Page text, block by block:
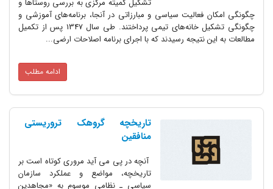
فعالیت سیاسی و مبارزاتی در آنجا، برنامه‌های آموزشی و
چگونگی تشکیل خانه‌های تیمی پرداختند. طی سال 1347 پس از تکمیل
نتیجه رسیدند که با اجرای برنامه اصلاحات ارضی...
تاریخچه گروهک تروریستی
منافقین
آنچه در پی می آید مروری کوتاه است بر
تاریخچه، مواضع و عملکرد سازمان
سیاسی ـ نظامی موسوم به «مجاهدین